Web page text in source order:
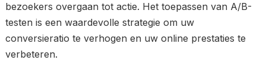
bezoekers overgaan tot actie. Het toepassen van A/B-
testen is een waardevolle strategie om uw
conversieratio te verhogen en uw online prestaties te
verbeteren.